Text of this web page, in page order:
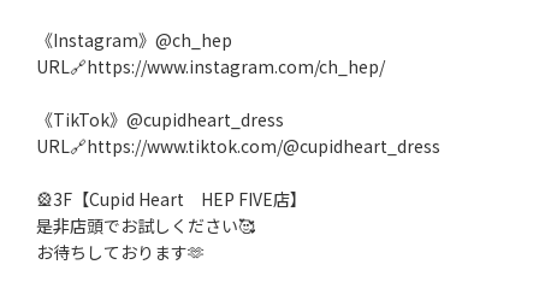
《Instagram》@ch_hep
URL🔗https://www.instagram.com/ch_hep/
《TikTok》@cupidheart_dress
URL🔗https://www.tiktok.com/@cupidheart_dress
🎡3F【Cupid Heart HEP FIVE店】
是非店頭でお試しください🥰
お待ちしております🫶